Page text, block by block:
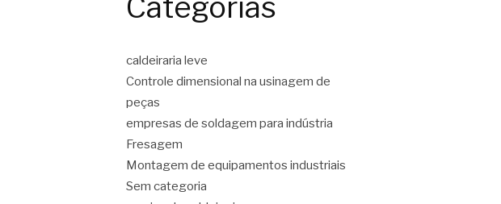
Categorias
caldeiraria leve
Controle dimensional na usinagem de
peças
empresas de soldagem para indústria
Fresagem
Montagem de equipamentos industriais
Sem categoria